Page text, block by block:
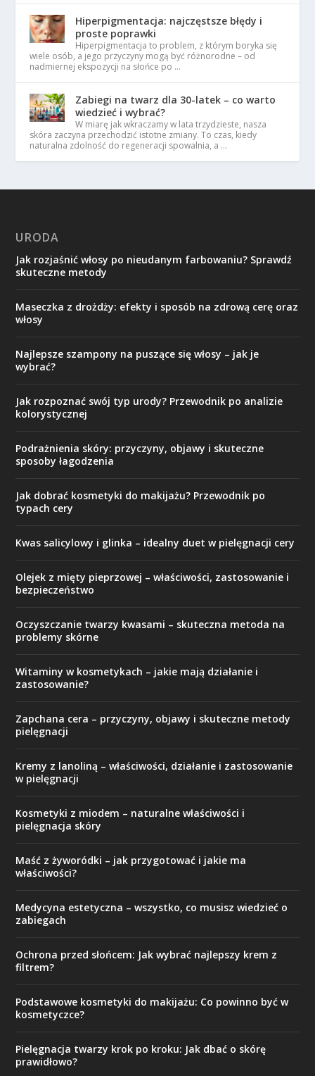
Hiperpigmentacja: najczęstsze błędy i
proste poprawki
Hiperpigmentacja to problem, z którym boryka się
wiele osób, a jego przyczyny mogą być różnorodne – od
nadmiernej ekspozycji na słońce po …
Zabiegi na twarz dla 30-latek – co warto
wiedzieć i wybrać?
W miarę jak wkraczamy w lata trzydzieste, nasza
skóra zaczyna przechodzić istotne zmiany. To czas, kiedy
naturalna zdolność do regeneracji spowalnia, a …
URODA
Jak rozjaśnić włosy po nieudanym farbowaniu? Sprawdź
skuteczne metody
Maseczka z drożdży: efekty i sposób na zdrową cerę oraz
włosy
Najlepsze szampony na puszące się włosy – jak je
wybrać?
Jak rozpoznać swój typ urody? Przewodnik po analizie
kolorystycznej
Podrażnienia skóry: przyczyny, objawy i skuteczne
sposoby łagodzenia
Jak dobrać kosmetyki do makijażu? Przewodnik po
typach cery
Kwas salicylowy i glinka – idealny duet w pielęgnacji cery
Olejek z mięty pieprzowej – właściwości, zastosowanie i
bezpieczeństwo
Oczyszczanie twarzy kwasami – skuteczna metoda na
problemy skórne
Witaminy w kosmetykach – jakie mają działanie i
zastosowanie?
Zapchana cera – przyczyny, objawy i skuteczne metody
pielęgnacji
Kremy z lanoliną – właściwości, działanie i zastosowanie
w pielęgnacji
Kosmetyki z miodem – naturalne właściwości i
pielęgnacja skóry
Maść z żyworódki – jak przygotować i jakie ma
właściwości?
Medycyna estetyczna – wszystko, co musisz wiedzieć o
zabiegach
Ochrona przed słońcem: Jak wybrać najlepszy krem z
filtrem?
Podstawowe kosmetyki do makijażu: Co powinno być w
kosmetyczce?
Pielęgnacja twarzy krok po kroku: Jak dbać o skórę
prawidłowo?